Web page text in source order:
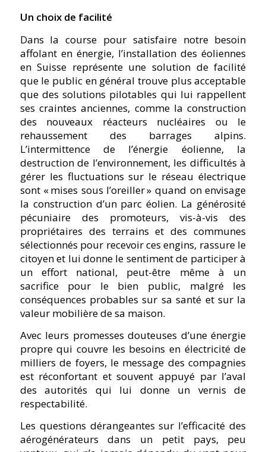
Un choix de facilité
Dans la course pour satisfaire notre besoin
affolant en énergie, l’installation des éoliennes
en Suisse représente une solution de facilité
que le public en général trouve plus acceptable
que des solutions pilotables qui lui rappellent
ses craintes anciennes, comme la construction
des nouveaux réacteurs nucléaires ou le
rehaussement des barrages alpins.
L’intermittence de l’énergie éolienne, la
destruction de l’environnement, les difficultés à
gérer les fluctuations sur le réseau électrique
sont « mises sous l’oreiller » quand on envisage
la construction d’un parc éolien. La générosité
pécuniaire des promoteurs, vis-à-vis des
propriétaires des terrains et des communes
sélectionnés pour recevoir ces engins, rassure le
citoyen et lui donne le sentiment de participer à
un effort national, peut-être même à un
sacrifice pour le bien public, malgré les
conséquences probables sur sa santé et sur la
valeur mobilière de sa maison.
Avec leurs promesses douteuses d’une énergie
propre qui couvre les besoins en électricité de
milliers de foyers, le message des compagnies
est réconfortant et souvent appuyé par l’aval
des autorités qui lui donne un vernis de
respectabilité.
Les questions dérangeantes sur l’efficacité des
aérogénérateurs dans un petit pays, peu